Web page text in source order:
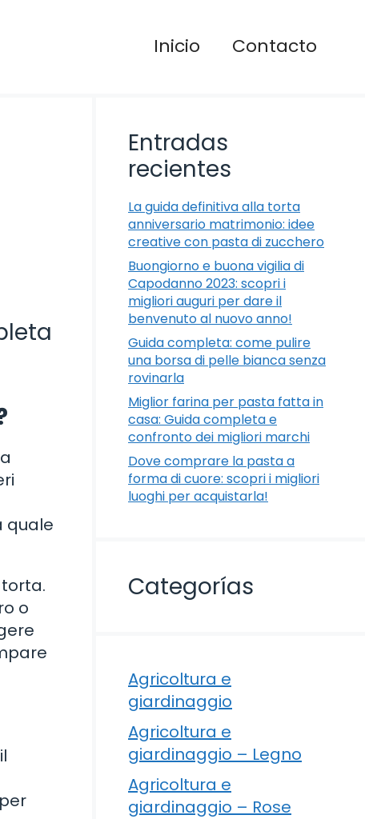
Inicio Contacto
quale
o
Entradas
recientes
La guida definitiva alla torta
anniversario matrimonio: idee
creative con pasta di zucchero
Buongiorno e buona vigilia di
Capodanno 2023: scopri i
migliori auguri per dare il
benvenuto al nuovo anno!
Guida completa: come pulire
una borsa di pelle bianca senza
rovinarla
Miglior farina per pasta fatta in
casa: Guida completa e
confronto dei migliori marchi
Dove comprare la pasta a
forma di cuore: scopri i migliori
luoghi per acquistarla!
Categorías
Agricoltura e
giardinaggio
Agricoltura e
giardinaggio – Legno
Agricoltura e
giardinaggio – Rose